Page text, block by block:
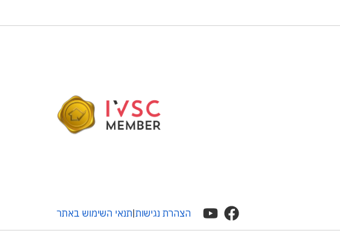
הצהרת נגישות תנאי השימוש באתר